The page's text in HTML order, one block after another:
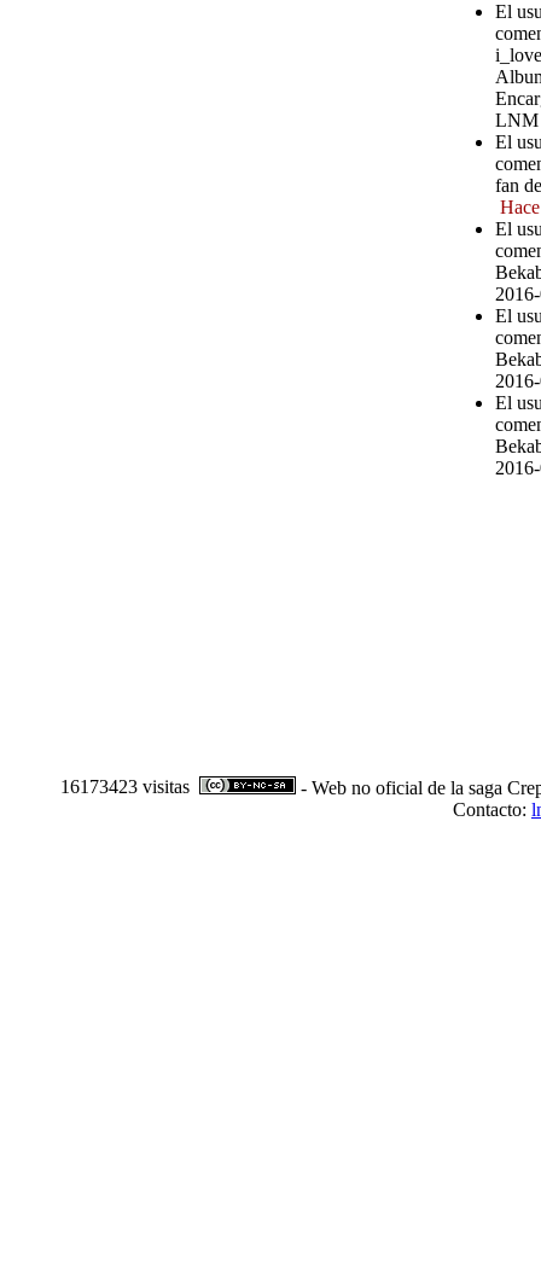
El
LNM
El
fan
El
El
El
16173423 visitas
- Web no oficial de la saga
Contacto: